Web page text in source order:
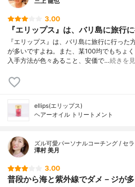
3.00
『エリップス』は、バリ島に旅行
『エリップス』は、バリ島に旅行に行った
が多いですよね。また、某100均でもちょ
入手方法が色々あること、安価で…続きを
ellips(エリップス)
ヘアーオイル トリートメント
ズル可愛パーソナルコーチング / セ
澤村 美月
3.00
普段から海と紫外線でダメ－ジが